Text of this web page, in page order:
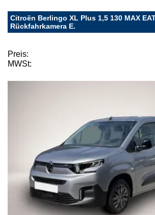
Citroën Berlingo XL Plus 1,5 130 MAX
Rückfahrkamera E.
Preis:
MWSt: